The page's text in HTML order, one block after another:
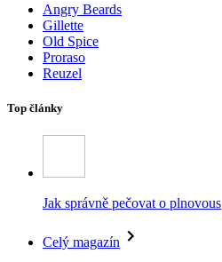
Angry Beards
Gillette
Old Spice
Proraso
Reuzel
Top články
Jak správně pečovat o plnovous
Celý magazín